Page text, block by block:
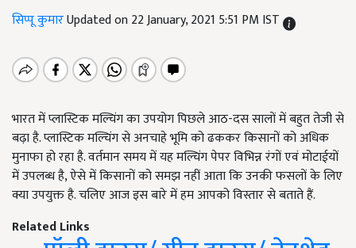
सिप्पू कुमारUpdated on 22 January, 2021 5:51 PM IST
भारत में प्लास्टिक मल्चिंग का उपयोग पिछले आठ-दस सालों में बहुत तेजी से
बढ़ा है. प्लास्टिक मल्चिंग से अनचाहे भूमि को ढककर किसानों को अधिक
मुनाफा हो रहा है. वर्तमान समय में यह मल्चिंग पेपर विभिन्न रंगों एवं मोटाईयों
में उपलब्ध है, ऐसे में किसानों को समझ नहीं आता कि उनकी फसलों के लिए
क्या उपयुक्त है. चलिए आज इस बारे में हम आपको विस्तार से बताते हैं.
Related Links